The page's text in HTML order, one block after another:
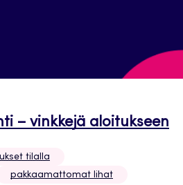
– vinkkejä aloitukseen
tilalla
pakkaamattomat lihat